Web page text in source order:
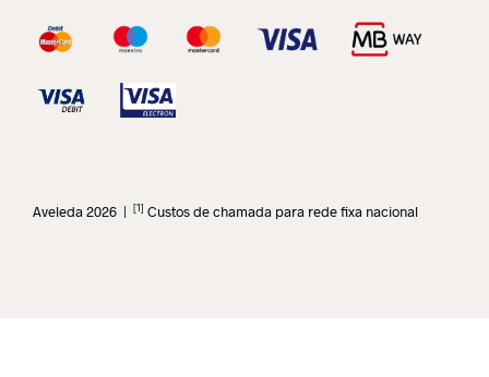
Aveleda 2026 | [1] Custos de chamada para rede fixa nacional